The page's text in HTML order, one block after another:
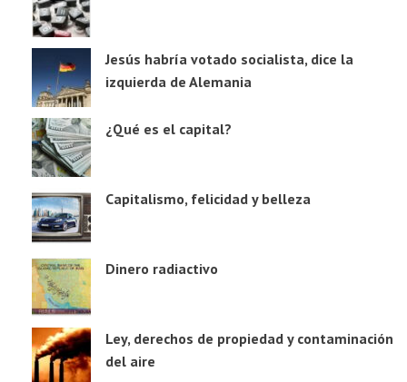
Jesús habría votado socialista, dice la
izquierda de Alemania
¿Qué es el capital?
Capitalismo, felicidad y belleza
Dinero radiactivo
Ley, derechos de propiedad y contaminación
del aire